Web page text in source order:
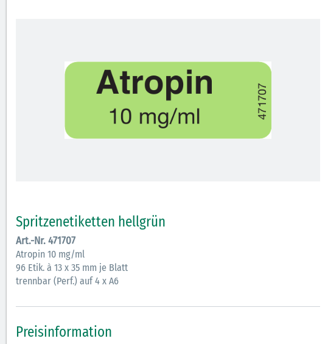
Spritzenetiketten hellgrün
Art.-Nr. 471707
Atropin 10 mg/ml
96 Etik. à 13 x 35 mm je Blatt
trennbar (Perf.) auf 4 x A6
Preisinformation